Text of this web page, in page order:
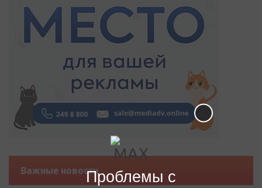
Важные новостиПроблемы с